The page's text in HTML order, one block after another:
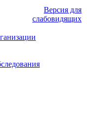
Версия для
слабовидящих